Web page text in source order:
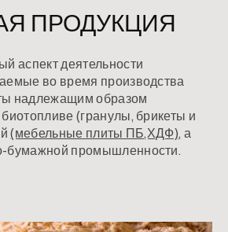
ПРОДУКЦИЯ
аспект деятельности
во время производства
надлежащим образом
(гранулы, брикеты и
(мебельные плиты ПБ,ХДФ), а
бумажной промышленности.